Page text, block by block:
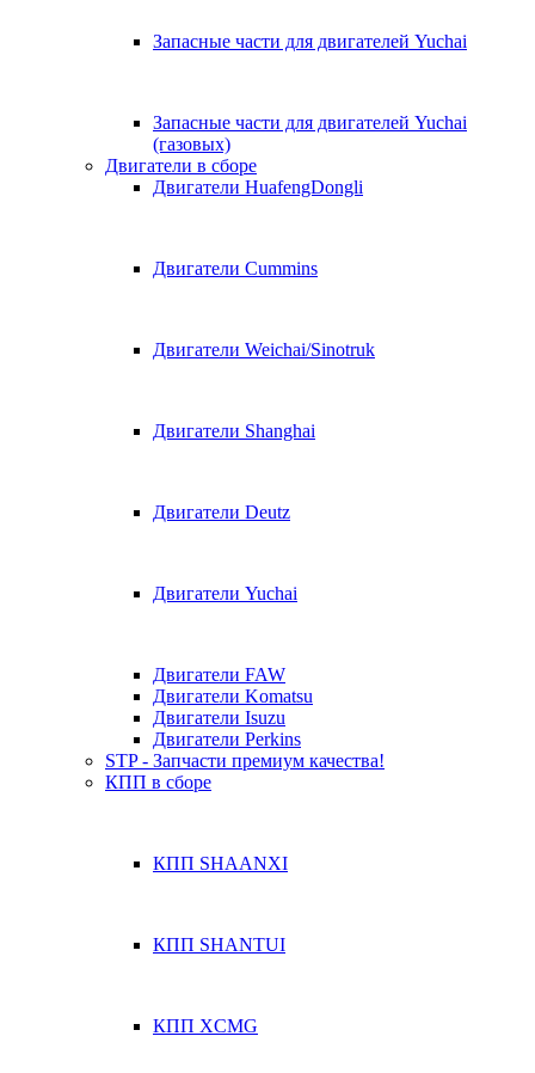
Запасные части для двигателей Yuchai
Запасные части для двигателей Yuchai
(газовых)
Двигатели в сборе
Двигатели HuafengDongli
Двигатели Cummins
Двигатели Weichai/Sinotruk
Двигатели Shanghai
Двигатели Deutz
Двигатели Yuchai
Двигатели FAW
Двигатели Komatsu
Двигатели Isuzu
Двигатели Perkins
STP - Запчасти премиум качества!
КПП в сборе
КПП SHAANXI
КПП SHANTUI
КПП XCMG